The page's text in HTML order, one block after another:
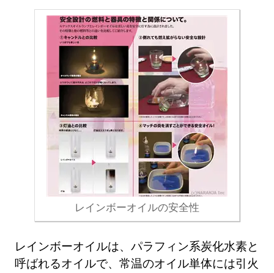
レインボーオイルの安全性
レインボーオイルは、パラフィン系炭化水素と
呼ばれるオイルで、常温のオイル単体には引火